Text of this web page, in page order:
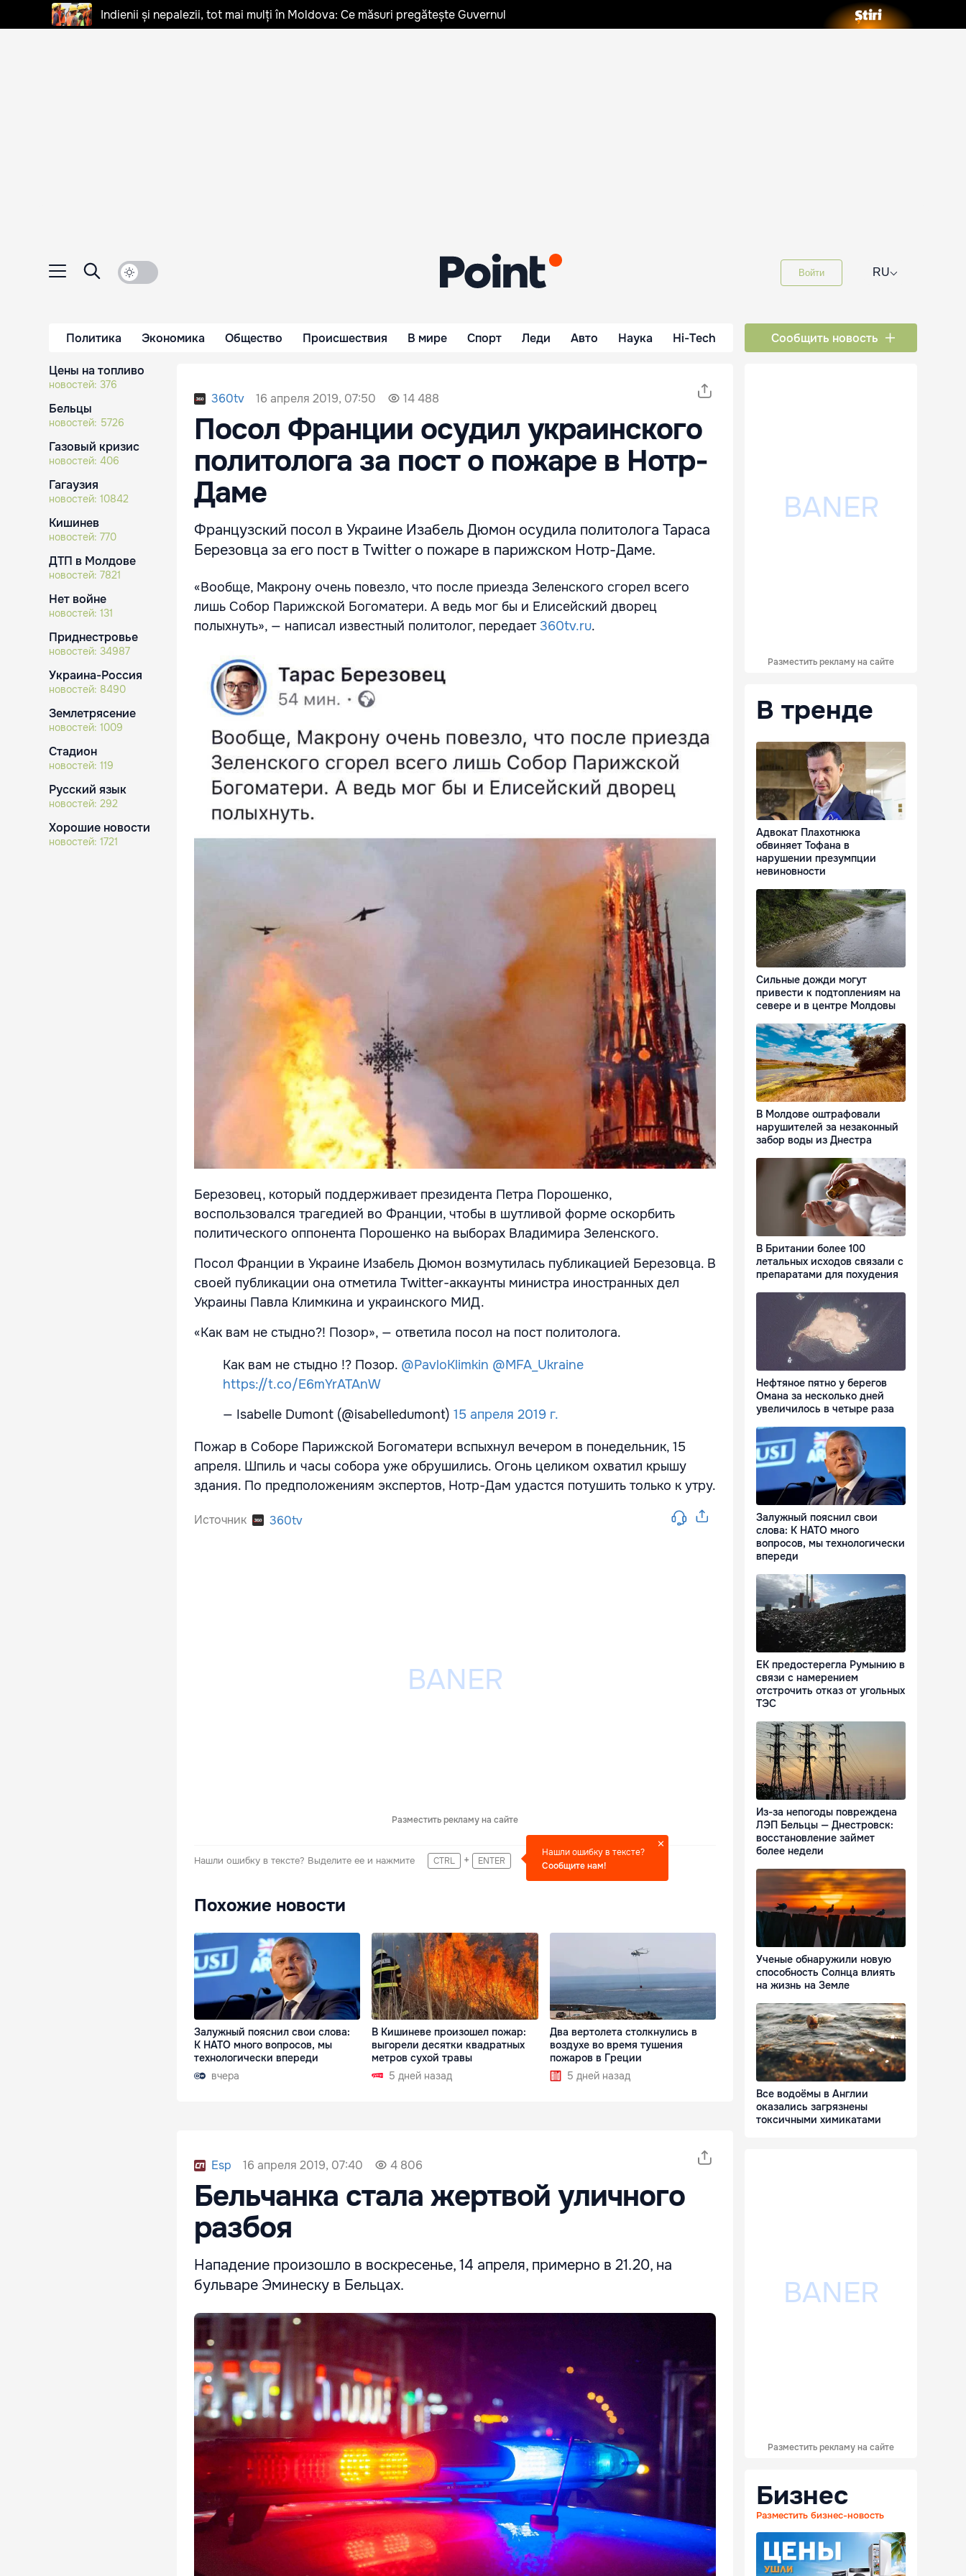
Indienii și nepalezii, tot mai mulți în Moldova: Ce măsuri pregătește Guvernul
Войти RU⌵
Политика Экономика Общество Происшествия В мире Спорт Леди Авто Наука Hi-Tech Сообщить новость
Цены на топливо
новостей: 376
Бельцы
новостей: 5726
Газовый кризис
новостей: 406
Гагаузия
новостей: 10842
Кишинев
новостей: 770
ДТП в Молдове
новостей: 7821
Нет войне
новостей: 131
Приднестровье
новостей: 34987
Украина-Россия
новостей: 8490
Землетрясение
новостей: 1009
Стадион
новостей: 119
Русский язык
новостей: 292
Хорошие новости
новостей: 1721
360tv 16 апреля 2019, 07:50 14 488
Посол Франции осудил украинского
политолога за пост о пожаре в Нотр‐
Даме
Французский посол в Украине Изабель Дюмон осудила политолога Тараса
Березовца за его пост в Twitter о пожаре в парижском Нотр-Даме.
«Вообще, Макрону очень повезло, что после приезда Зеленского сгорел всего
лишь Собор Парижской Богоматери. А ведь мог бы и Елисейский дворец
полыхнуть», — написал известный политолог, передает360tv.ru.
Березовец, который поддерживает президента Петра Порошенко,
воспользовался трагедией во Франции, чтобы в шутливой форме оскорбить
политического оппонента Порошенко на выборах Владимира Зеленского.
Посол Франции в Украине Изабель Дюмон возмутилась публикацией Березовца. В
своей публикации она отметила Twitter-аккаунты министра иностранных дел
Украины Павла Климкина и украинского МИД.
«Как вам не стыдно?! Позор», — ответила посол на пост политолога.
Как вам не стыдно !? Позор. @PavloKlimkin @MFA_Ukraine
https://t.co/E6mYrATAnW
— Isabelle Dumont (@isabelledumont) 15 апреля 2019 г.
Пожар в Соборе Парижской Богоматери вспыхнул вечером в понедельник, 15
апреля. Шпиль и часы собора уже обрушились. Огонь целиком охватил крышу
здания. По предположениям экспертов, Нотр-Дам удастся потушить только к утру.
Источник 360tv
Разместить рекламу на сайте
Нашли ошибку в тексте? Выделите ее и нажмите CTRL + ENTER
Нашли ошибку в тексте?
Сообщите нам!
Похожие новости
Залужный пояснил свои слова:
К НАТО много вопросов, мы
технологически впереди
вчера
В Кишиневе произошел пожар:
выгорели десятки квадратных
метров сухой травы
5 дней назад
Два вертолета столкнулись в
воздухе во время тушения
пожаров в Греции
5 дней назад
Esp 16 апреля 2019, 07:40 4 806
Бельчанка стала жертвой уличного
разбоя
Нападение произошло в воскресенье, 14 апреля, примерно в 21.20, на
бульваре Эминеску в Бельцах.
Разместить рекламу на сайте
В тренде
Адвокат Плахотнюка
обвиняет Тофана в
нарушении презумпции
невиновности
Сильные дожди могут
привести к подтоплениям на
севере и в центре Молдовы
В Молдове оштрафовали
нарушителей за незаконный
забор воды из Днестра
В Британии более 100
летальных исходов связали с
препаратами для похудения
Нефтяное пятно у берегов
Омана за несколько дней
увеличилось в четыре раза
Залужный пояснил свои
слова: К НАТО много
вопросов, мы технологически
впереди
ЕК предостерегла Румынию в
связи с намерением
отстрочить отказ от угольных
ТЭС
Из-за непогоды повреждена
ЛЭП Бельцы — Днестровск:
восстановление займет
более недели
Ученые обнаружили новую
способность Солнца влиять
на жизнь на Земле
Все водоёмы в Англии
оказались загрязнены
токсичными химикатами
Разместить рекламу на сайте
Бизнес
Разместить бизнес-новость